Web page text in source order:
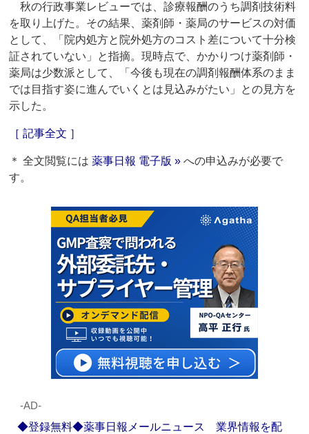
秋の行政事業レビューでは、診療報酬のうち調剤技術料
を取り上げた。その結果、薬剤師・薬局のサービスの対価
として、「院内処方と院外処方のコスト差について十分検
証されていない」と指摘。現時点で、かかりつけ薬剤師・
薬局は少数派として、「今後も現在の調剤報酬体系のまま
では目指す姿に進んでいくとは見込みがたい」との見方を
示した。
［ 記事全文 ］
＊ 全文閲覧には薬事日報 電子版 » への申込みが必要で
す。
‐AD‐
◆登録無料◆薬事日報メールニュース 業界情報を配